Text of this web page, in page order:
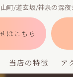
町/道玄坂/神泉の深
はこちら
当店の特徴 ア